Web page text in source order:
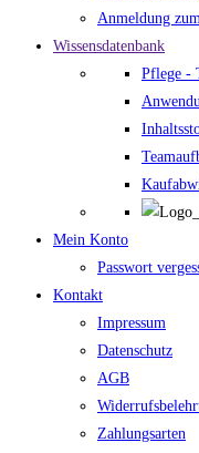
Anmeldung
Wissensdatenbank
Pflege -
Mein Konto
Passwort
Kontakt
Impressum
Datenschutz
AGB
Zahlungsarten